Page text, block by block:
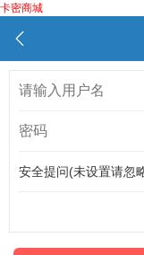
卡密商城
安全提问(未设置请忽